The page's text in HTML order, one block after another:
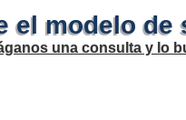
el modelo de
una consulta y lo